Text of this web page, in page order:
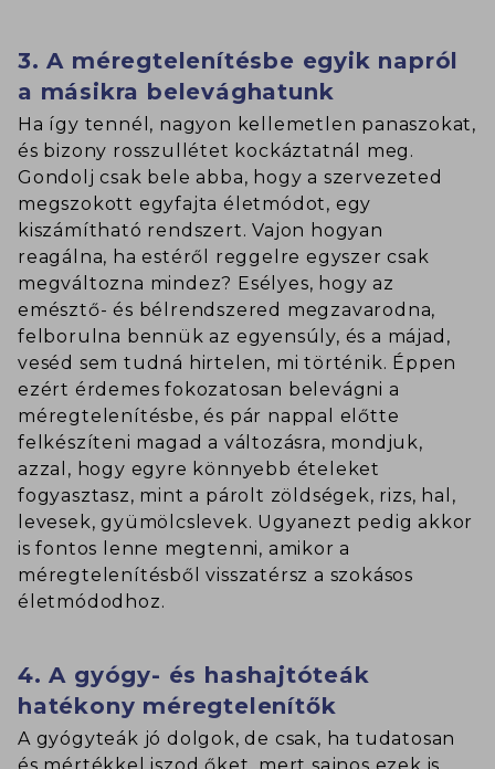
3. A méregtelenítésbe egyik napról
a másikra belevághatunk
Ha így tennél, nagyon kellemetlen panaszokat,
és bizony rosszullétet kockáztatnál meg.
Gondolj csak bele abba, hogy a szervezeted
megszokott egyfajta életmódot, egy
kiszámítható rendszert. Vajon hogyan
reagálna, ha estéről reggelre egyszer csak
megváltozna mindez? Esélyes, hogy az
emésztő- és bélrendszered megzavarodna,
felborulna bennük az egyensúly, és a májad,
veséd sem tudná hirtelen, mi történik. Éppen
ezért érdemes fokozatosan belevágni a
méregtelenítésbe, és pár nappal előtte
felkészíteni magad a változásra, mondjuk,
azzal, hogy egyre könnyebb ételeket
fogyasztasz, mint a párolt zöldségek, rizs, hal,
levesek, gyümölcslevek. Ugyanezt pedig akkor
is fontos lenne megtenni, amikor a
méregtelenítésből visszatérsz a szokásos
életmódodhoz.
4. A gyógy- és hashajtóteák
hatékony méregtelenítők
A gyógyteák jó dolgok, de csak, ha tudatosan